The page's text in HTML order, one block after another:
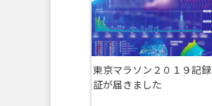
東京マラソン２０１９記録
証が届きました